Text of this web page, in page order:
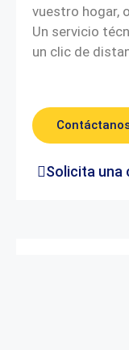
vuestro hogar,
Un servicio
un clic de
Solicita una